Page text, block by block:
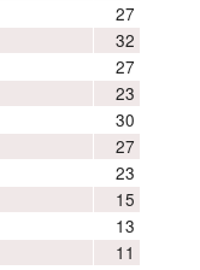
27
32
27
23
30
27
23
15
13
11